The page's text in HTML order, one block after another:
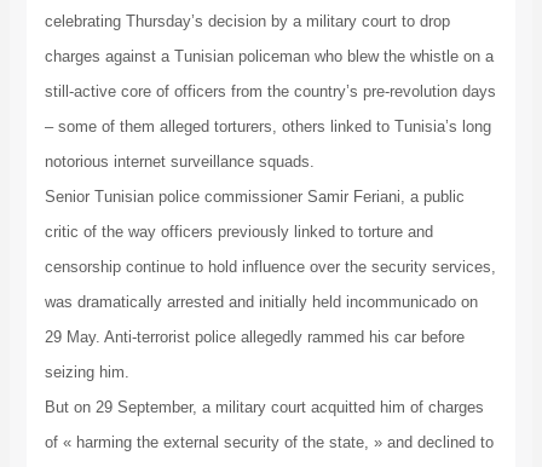
celebrating Thursday’s decision by a military court to drop
charges against a Tunisian policeman who blew the whistle on a
still-active core of officers from the country’s pre-revolution days
– some of them alleged torturers, others linked to Tunisia’s long
notorious internet surveillance squads.
Senior Tunisian police commissioner Samir Feriani, a public
critic of the way officers previously linked to torture and
censorship continue to hold influence over the security services,
was dramatically arrested and initially held incommunicado on
29 May. Anti-terrorist police allegedly rammed his car before
seizing him.
But on 29 September, a military court acquitted him of charges
of « harming the external security of the state, » and declined to